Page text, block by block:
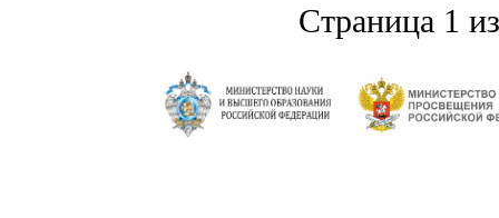
Страница 1